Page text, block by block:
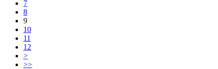
7
8
9
10
11
12
>
>>